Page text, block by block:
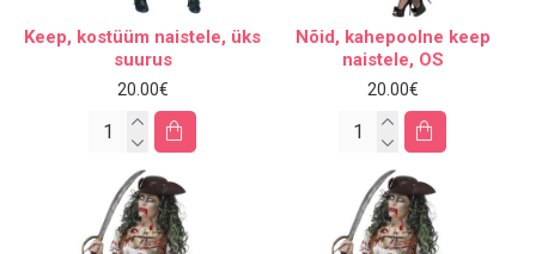
Keep, kostüüm naistele, üks
suurus
20.00€
Nõid, kahepoolne keep
naistele, OS
20.00€